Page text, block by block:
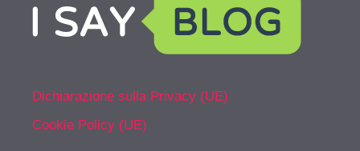
Dichiarazione sulla Privacy (UE)
Cookie Policy (UE)